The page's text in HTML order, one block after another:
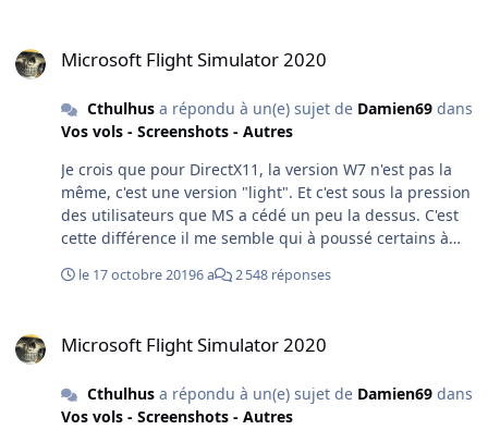
Microsoft Flight Simulator 2020
Cthulhusa répondu à un(e) sujet de Damien69dans
Vos vols - Screenshots - Autres
Je crois que pour DirectX11, la version W7 n'est pas la
même, c'est une version "light". Et c'est sous la pression
des utilisateurs que MS a cédé un peu la dessus. C'est
cette différence il me semble qui à poussé certains à
dedans, j'ai pas creusé)
le 17 octobre 20196 a 2 548 réponses
Microsoft Flight Simulator 2020
Cthulhusa répondu à un(e) sujet de Damien69dans
Vos vols - Screenshots - Autres